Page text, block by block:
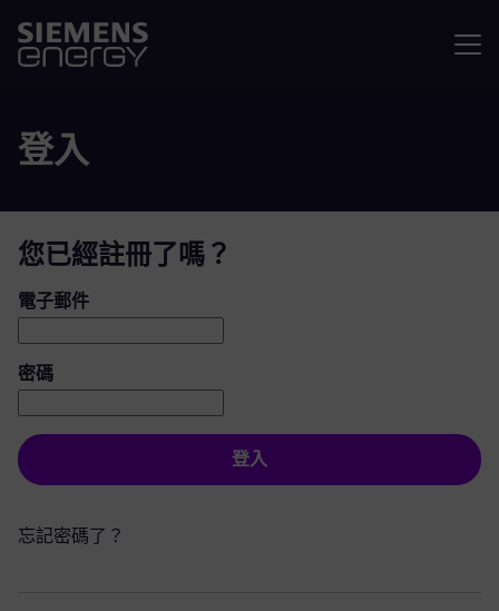
登入
您已經註冊了嗎？
登入：使用者和密碼
電子郵件
密碼
登入
忘記密碼了？